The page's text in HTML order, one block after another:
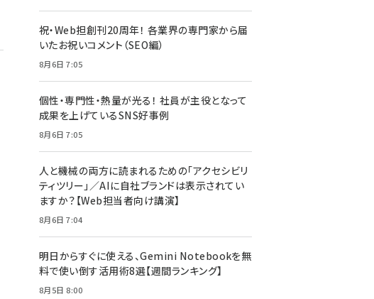
祝・Web担創刊20周年！ 各業界の専門家から届
いたお祝いコメント（SEO編）
8月6日 7:05
個性・専門性・熱量が光る！ 社員が主役となって
成果を上げているSNS好事例
8月6日 7:05
人と機械の両方に読まれるための「アクセシビリ
ティツリー」／AIに自社ブランドは表示されてい
ますか？【Web担当者向け講演】
8月6日 7:04
明日からすぐに使える、Gemini Notebookを無
料で使い倒す活用術8選【週間ランキング】
8月5日 8:00